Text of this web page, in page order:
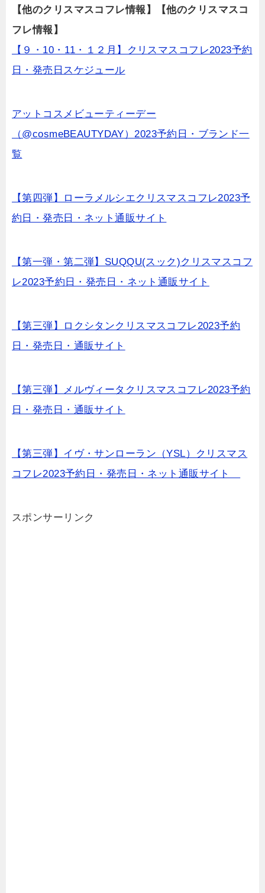
【他のクリスマスコフレ情報】
【他のクリスマスコ
フレ情報】
【９・10・11・１２月】クリスマスコフレ2023予約
日・発売日スケジュール
アットコスメビューティーデー
（@cosmeBEAUTYDAY）2023予約日・ブランド一
覧
【第四弾】ローラメルシエクリスマスコフレ2023予
約日・発売日・ネット通販サイト
【第一弾・第二弾】SUQQU(スック)クリスマスコフ
レ2023予約日・発売日・ネット通販サイト
【第三弾】ロクシタンクリスマスコフレ2023予約
日・発売日・通販サイト
【第三弾】メルヴィータクリスマスコフレ2023予約
日・発売日・通販サイト
【第三弾】イヴ・サンローラン（YSL）クリスマス
コフレ2023予約日・発売日・ネット通販サイト
スポンサーリンク